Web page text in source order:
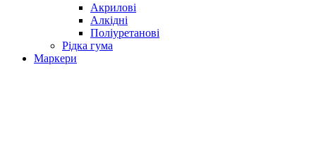
Акрилові
Алкідні
Поліуретанові
Рідка гума
Маркери